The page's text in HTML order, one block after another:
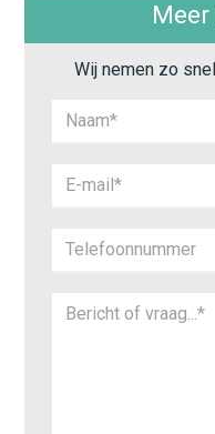
Wij nemen zo